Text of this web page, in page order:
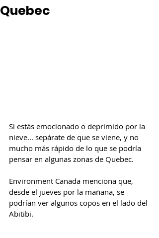
Quebec
Si estás emocionado o deprimido por la
nieve... sepárate de que se viene, y no
mucho más rápido de lo que se podría
pensar en algunas zonas de Quebec.
Environment Canada menciona que,
desde el jueves por la mañana, se
podrían ver algunos copos en el lado del
Abitibi.